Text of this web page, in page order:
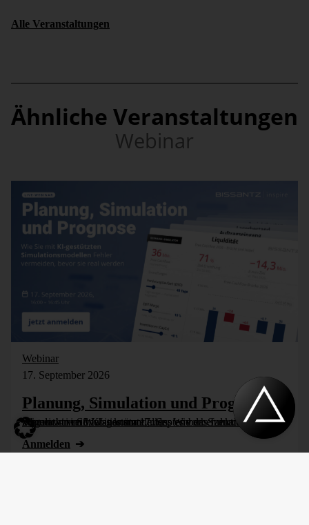
Alle Veranstaltungen
Ähnliche Veranstaltungen
Webinar
Webinar
17. September 2026
Planung, Simulation und Prognose
Wer nicht weiß, was kommt, muss es vorher durchspielen können – in Simulationsmodellen. Wie das funktioniert, zeigen wir im Webinar am 17. September: Szenarioplanung, Simulation und KI-gestützte [...]
Anmelden